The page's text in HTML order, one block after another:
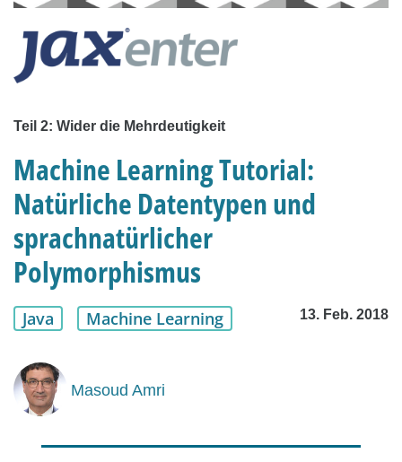
Teil 2: Wider die Mehrdeutigkeit
Machine Learning Tutorial:
Natürliche Datentypen und
sprachnatürlicher
Polymorphismus
Java Machine Learning 13. Feb. 2018
Masoud Amri